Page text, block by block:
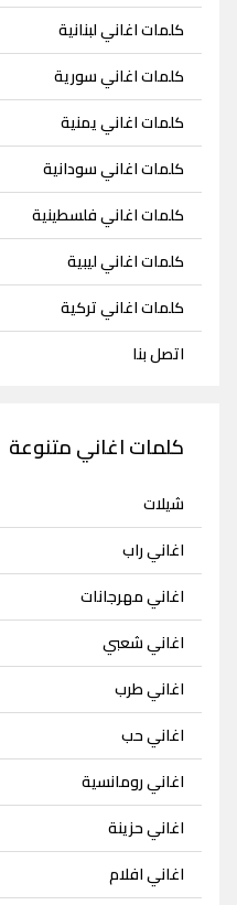
كلمات اغاني لبنانية
كلمات اغاني سورية
كلمات اغاني يمنية
كلمات اغاني سودانية
كلمات اغاني فلسطينية
كلمات اغاني ليبية
كلمات اغاني تركية
اتصل بنا
كلمات اغاني متنوعة
شيلات
اغاني راب
اغاني مهرجانات
اغاني شعبي
اغاني طرب
اغاني حب
اغاني رومانسية
اغاني حزينة
اغاني افلام